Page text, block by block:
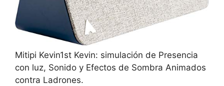
Mitipi Kevin1st Kevin: simulación de Presencia
con luz, Sonido y Efectos de Sombra Animados
contra Ladrones.